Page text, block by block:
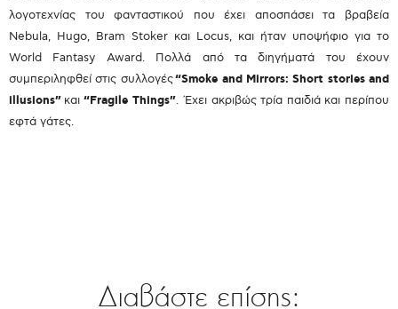
λογοτεχνίας του φανταστικού που έχει αποσπάσει τα βραβεία
Nebula, Hugo, Bram Stoker και Locus, και ήταν υποψήφιο για το
World Fantasy Award. Πολλά από τα διηγήματά του έχουν
συμπεριληφθεί στις συλλογές“Smoke and Mirrors: Short stories and
illusions” και“Fragile Things”. Έχει ακριβώς τρία παιδιά και περίπου
εφτά γάτες.
Διαβάστε επίσης: